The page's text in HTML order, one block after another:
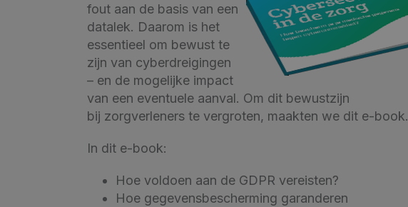
fout aan de basis van een
datalek. Daarom is het
essentieel om bewust te
zijn van cyberdreigingen
– en de mogelijke impact
van een eventuele aanval. Om dit bewustzijn
bij zorgverleners te vergroten, maakten we dit e-book.
In dit e-book:
Hoe voldoen aan de GDPR vereisten?
Hoe gegevensbescherming garanderen